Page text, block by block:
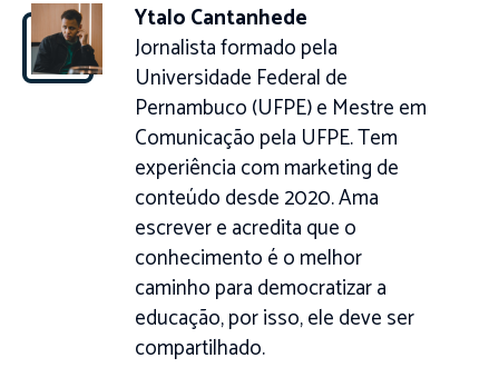
Ytalo Cantanhede
Jornalista formado pela
Universidade Federal de
Pernambuco (UFPE) e Mestre em
Comunicação pela UFPE. Tem
experiência com marketing de
conteúdo desde 2020. Ama
escrever e acredita que o
conhecimento é o melhor
caminho para democratizar a
educação, por isso, ele deve ser
compartilhado.